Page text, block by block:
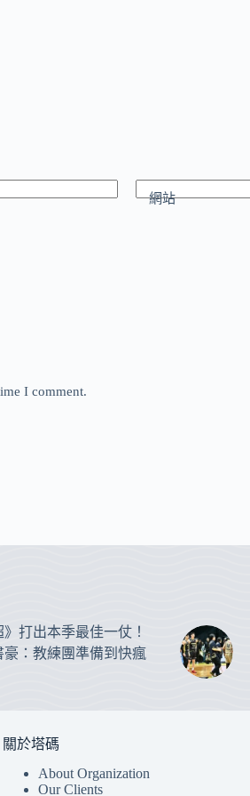
網站
I comment.
》打出本季最佳一仗！
豪：教練團準備到快瘋
關於塔碼
About Organization
Our Clients